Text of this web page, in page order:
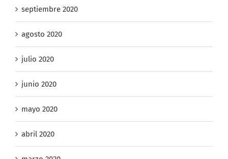
septiembre 2020
agosto 2020
julio 2020
junio 2020
mayo 2020
abril 2020